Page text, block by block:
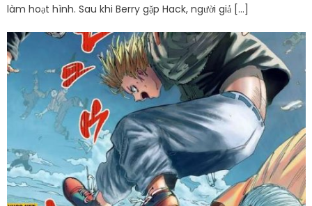
làm hoạt hình. Sau khi Berry gặp Hack, người giả […]